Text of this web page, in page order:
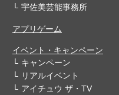
宇佐美芸能事務所
アプリゲーム
イベント・キャンペーン
キャンペーン
リアルイベント
アイチュウ ザ・TV